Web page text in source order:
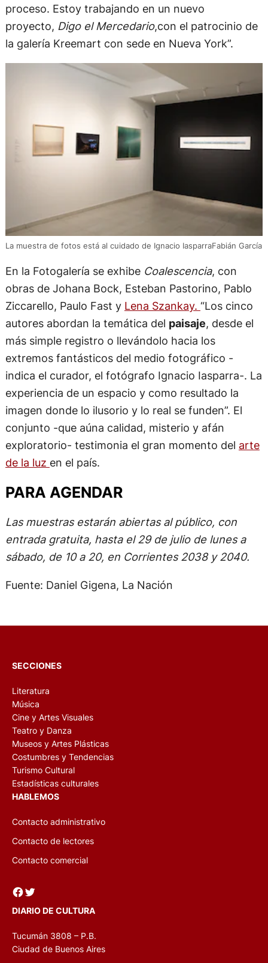
proceso. Estoy trabajando en un nuevo
proyecto, Digo el Mercedario,con el patrocinio de
la galería Kreemart con sede en Nueva York”.
La muestra de fotos está al cuidado de Ignacio IasparraFabián García
En la Fotogalería se exhibe Coalescencia, con
obras de Johana Bock, Esteban Pastorino, Pablo
Ziccarello, Paulo Fast y Lena Szankay. “Los cinco
autores abordan la temática del paisaje, desde el
más simple registro o llevándolo hacia los
extremos fantásticos del medio fotográfico -
indica el curador, el fotógrafo Ignacio Iasparra-. La
experiencia de un espacio y como resultado la
imagen donde lo ilusorio y lo real se funden”. El
conjunto -que aúna calidad, misterio y afán
exploratorio- testimonia el gran momento del arte
de la luz en el país.
PARA AGENDAR
Las muestras estarán abiertas al público, con
entrada gratuita, hasta el 29 de julio de lunes a
sábado, de 10 a 20, en Corrientes 2038 y 2040.
Fuente: Daniel Gigena, La Nación
SECCIONES
Literatura
Música
Cine y Artes Visuales
Teatro y Danza
Museos y Artes Plásticas
Costumbres y Tendencias
Turismo Cultural
Estadísticas culturales
HABLEMOS
Contacto administrativo
Contacto de lectores
Contacto comercial
Facebook Twitter
DIARIO DE CULTURA
Tucumán 3808 – P.B.
Ciudad de Buenos Aires